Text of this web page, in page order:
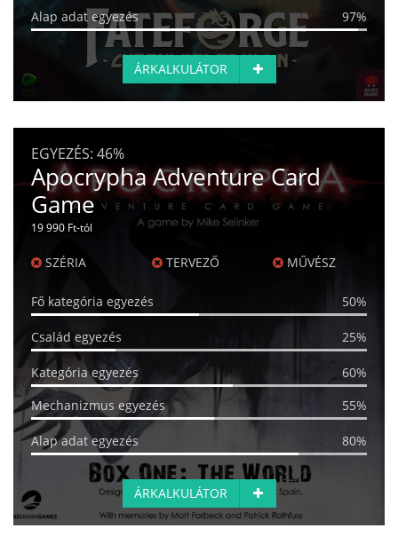
Alap adat egyezés 97%
ÁRKALKULÁTOR
EGYEZÉS: 46%
Apocrypha Adventure Card
Game
19 990 Ft-tól
SZÉRIA TERVEZŐ MŰVÉSZ
Fő kategória egyezés 50%
Család egyezés 25%
Kategória egyezés
60%
Mechanizmus egyezés
55%
Alap adat egyezés 80%
ÁRKALKULÁTOR